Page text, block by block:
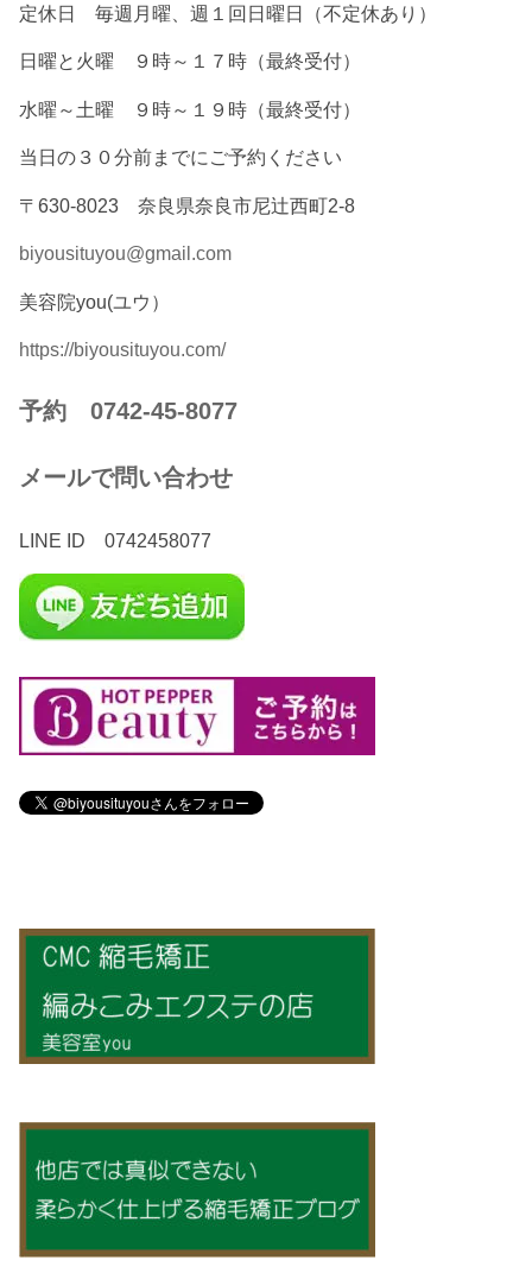
定休日 毎週月曜、週１回日曜日（不定休あり）
日曜と火曜 ９時～１７時（最終受付）
水曜～土曜 ９時～１９時（最終受付）
当日の３０分前までにご予約ください
〒630-8023 奈良県奈良市尼辻西町2-8
biyousituyou@gmail.com
美容院you(ユウ）
https://biyousituyou.com/
予約 0742-45-8077
メールで問い合わせ
LINE ID 0742458077